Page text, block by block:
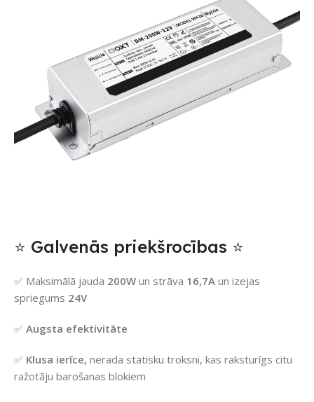
⭐ Galvenās priekšrocības ⭐
✅ Maksimālā jauda 200W un strāva 16,7A un izejas
spriegums 24V
✅ Augsta efektivitāte
✅ Klusa ierīce, nerada statisku troksni, kas raksturīgs citu
ražotāju barošanas blokiem